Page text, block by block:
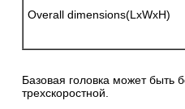
Overall dimensions(LxWxH)
Базовая головка может быть
трехскоростной.